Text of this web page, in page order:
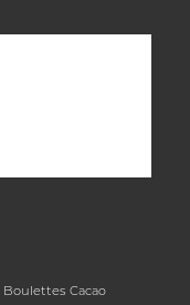
Boulettes Cacao